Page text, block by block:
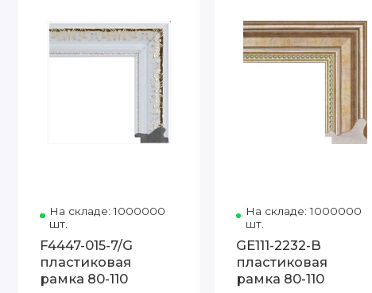
На складе: 1000000
шт.
Код товара: F4447-015-7/G 80-110 Артэ
F4447-015-7/G
пластиковая
рамка 80-110
На складе: 1000000
шт.
GE111-2232-B
пластиковая
рамка 80-110